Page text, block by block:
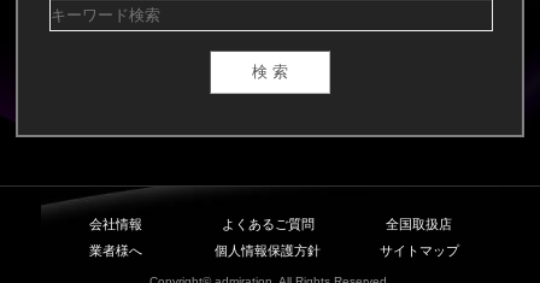
会社情報 よくあるご質問
全国取扱店
業者様へ
個人情報保護方針 サイトマップ